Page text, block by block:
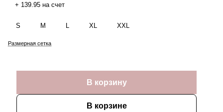
+ 139.95 на счет
S M L XL XXL
Размерная сетка
В корзину
В корзине